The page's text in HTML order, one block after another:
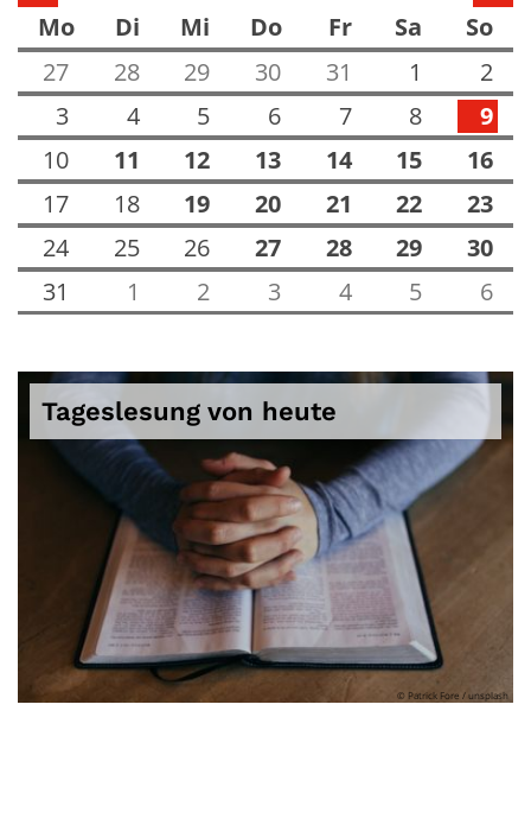
Mo
Di Mi Do Fr Sa
So
27
28 29 30 31 1
2
3
4 5 6 7 8
9
10
11 12 13 14 15
16
17
18 19 20 21 22
23
24
25 26 27 28 29
30
31
1 2 3 4 5 6
Tageslesung von heute
© Patrick Fore / unsplash